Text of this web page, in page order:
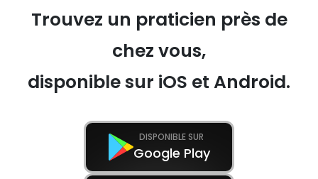
Trouvez un praticien près de
chez vous,
disponible sur iOS et Android.
DISPONIBLE SUR
Google Play